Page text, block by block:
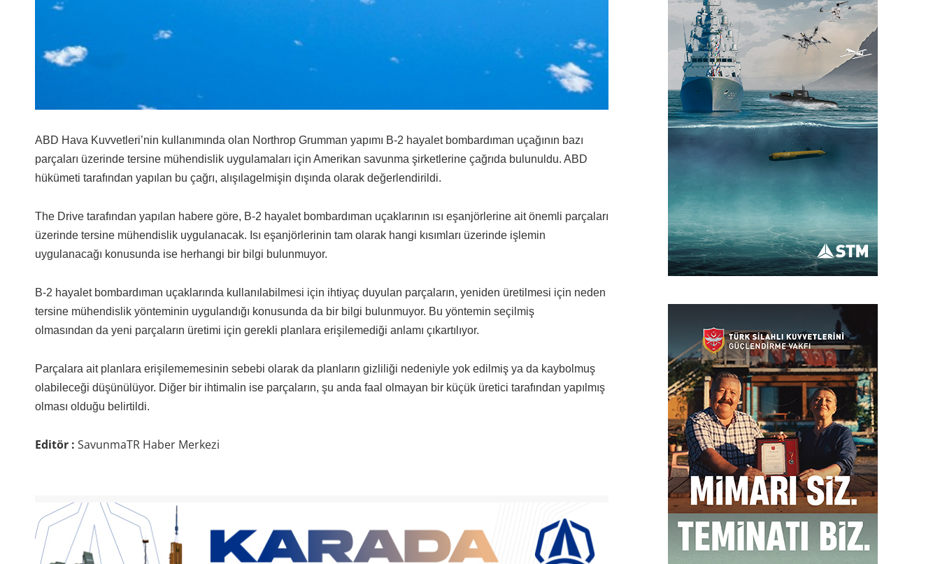
ABD Hava Kuvvetleri’nin kullanımında olan Northrop Grumman yapımı B-2 hayalet bombardıman uçağının bazı
parçaları üzerinde tersine mühendislik uygulamaları için Amerikan savunma şirketlerine çağrıda bulunuldu. ABD
hükümeti tarafından yapılan bu çağrı, alışılagelmişin dışında olarak değerlendirildi.
The Drive tarafından yapılan habere göre, B-2 hayalet bombardıman uçaklarının ısı eşanjörlerine ait önemli parçaları
üzerinde tersine mühendislik uygulanacak. Isı eşanjörlerinin tam olarak hangi kısımları üzerinde işlemin
uygulanacağı konusunda ise herhangi bir bilgi bulunmuyor.
B-2 hayalet bombardıman uçaklarında kullanılabilmesi için ihtiyaç duyulan parçaların, yeniden üretilmesi için neden
tersine mühendislik yönteminin uygulandığı konusunda da bir bilgi bulunmuyor. Bu yöntemin seçilmiş
olmasından da yeni parçaların üretimi için gerekli planlara erişilemediği anlamı çıkartılıyor.
Parçalara ait planlara erişilememesinin sebebi olarak da planların gizliliği nedeniyle yok edilmiş ya da kaybolmuş
olabileceği düşünülüyor. Diğer bir ihtimalin ise parçaların, şu anda faal olmayan bir küçük üretici tarafından yapılmış
olması olduğu belirtildi.
Editör : SavunmaTR Haber Merkezi